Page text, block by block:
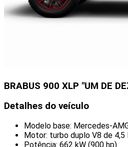
BRABUS 900 XLP "UM DE
Detalhes do veículo
Modelo base: Mercedes-
Motor: turbo duplo V8 de 4,5
Potência: 662 kW (900 hp)